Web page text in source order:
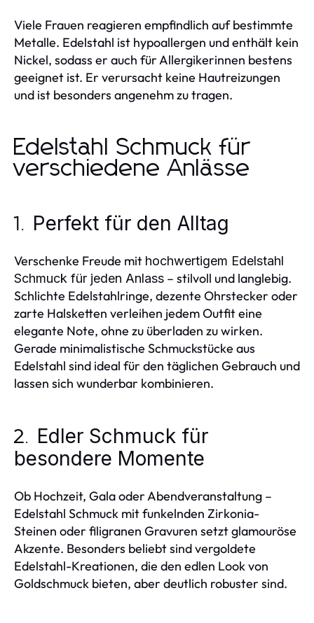
Viele Frauen reagieren empfindlich auf bestimmte
Metalle. Edelstahl ist hypoallergen und enthält kein
Nickel, sodass er auch für Allergikerinnen bestens
geeignet ist. Er verursacht keine Hautreizungen
und ist besonders angenehm zu tragen.
Edelstahl Schmuck für
verschiedene Anlässe
1. Perfekt für den Alltag
Verschenke Freude mit hochwertigem Edelstahl
Schmuck für jeden Anlass – stilvoll und langlebig.
Schlichte Edelstahlringe, dezente Ohrstecker oder
zarte Halsketten verleihen jedem Outfit eine
elegante Note, ohne zu überladen zu wirken.
Gerade minimalistische Schmuckstücke aus
Edelstahl sind ideal für den täglichen Gebrauch und
lassen sich wunderbar kombinieren.
2. Edler Schmuck für
besondere Momente
Ob Hochzeit, Gala oder Abendveranstaltung –
Edelstahl Schmuck mit funkelnden Zirkonia-
Steinen oder filigranen Gravuren setzt glamouröse
Akzente. Besonders beliebt sind vergoldete
Edelstahl-Kreationen, die den edlen Look von
Goldschmuck bieten, aber deutlich robuster sind.